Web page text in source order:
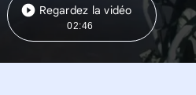
Regardez la vidéo
02:46